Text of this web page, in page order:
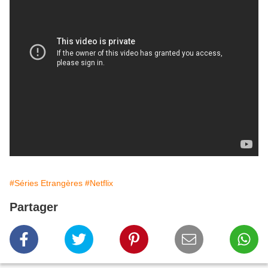
#Séries Etrangères #Netflix
Partager